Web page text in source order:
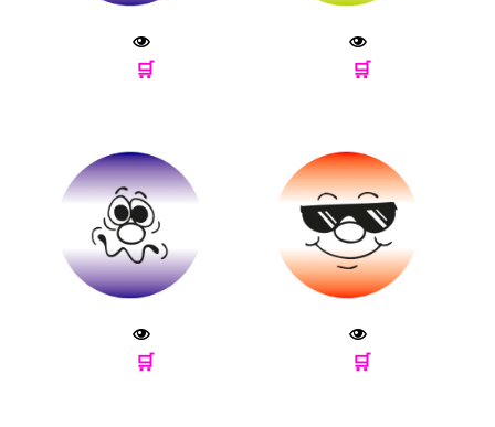
🛒 🛒
🛒 🛒